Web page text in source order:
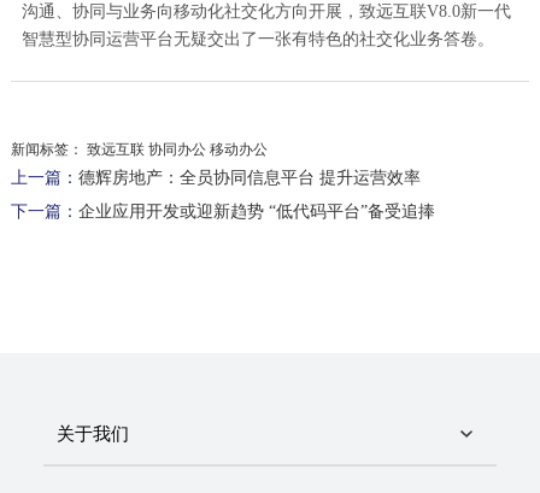
沟通、协同与业务向移动化社交化方向开展，致远互联V8.0新一代
智慧型协同运营平台无疑交出了一张有特色的社交化业务答卷。
新闻标签： 致远互联 协同办公 移动办公
上一篇： 德辉房地产：全员协同信息平台 提升运营效率
下一篇： 企业应用开发或迎新趋势 “低代码平台”备受追捧
关于我们